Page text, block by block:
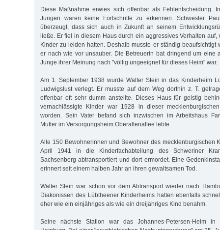
Diese Maßnahme erwies sich offenbar als Fehlentscheidung.
Jungen waren keine Fortschritte zu erkennen. Schwester
überzeugt, dass sich auch in Zukunft an seinem
ließe. Er fiel in diesem Haus durch ein aggressives Verhalten auf,
Kinder zu leiden hatten. Deshalb musste er ständig beaufsichtigt
er nach wie vor unsauber. Die Betreuerin bat dringend um eine
Junge ihrer Meinung nach "völlig ungeeignet für dieses Heim" war.
Am 1. September 1938 wurde Walter Stein in das Kinderheim
Ludwigslust verlegt. Er musste auf dem Weg dorthin z. T.
offenbar oft sehr dumm anstellte. Dieses Haus für geistig
vernachlässigte Kinder war 1928 in dieser
worden. Sein Vater befand sich inzwischen im Arbeitshaus
Mutter im Versorgungsheim Oberaltenallee lebte.
Alle 150 Bewohnerinnen und Bewohner des mecklenburgischen
April 1941 in die Kinderfachabteilung des Schweriner
Sachsenberg abtransportiert und dort ermordet. Eine
erinnert seit einem halben Jahr an ihren gewaltsamen Tod.
Walter Stein war schon vor dem Abtransport wieder nach
Diakonissen des Lübtheener Kinderheims hatten ebenfalls
eher wie ein einjähriges als wie ein dreijähriges Kind benahm.
Seine nächste Station war das Johannes-Petersen-Heim in